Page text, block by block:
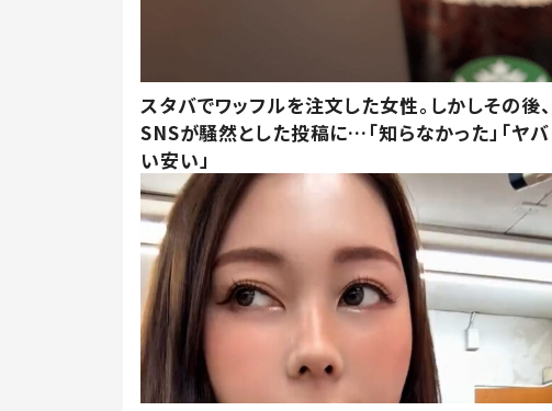
スタバでワッフルを注文した女性。しかしその後、
SNSが騒然とした投稿に…「知らなかった」「ヤバ
い安い」